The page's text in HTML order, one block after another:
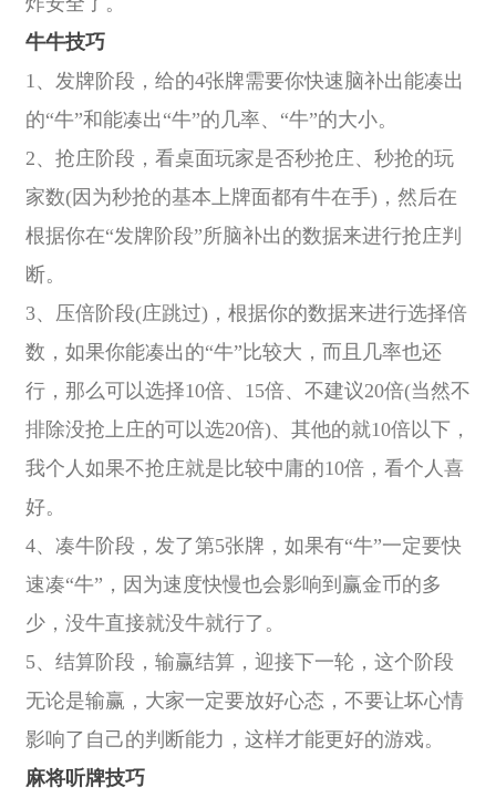
牛牛技巧
1、发牌阶段，给的4张牌需要你快速脑补出能凑出
的“牛”和能凑出“牛”的几率、“牛”的大小。
2、抢庄阶段，看桌面玩家是否秒抢庄、秒抢的玩
家数(因为秒抢的基本上牌面都有牛在手)，然后在
根据你在“发牌阶段”所脑补出的数据来进行抢庄判
断。
3、压倍阶段(庄跳过)，根据你的数据来进行选择倍
数，如果你能凑出的“牛”比较大，而且几率也还
行，那么可以选择10倍、15倍、不建议20倍(当然不
排除没抢上庄的可以选20倍)、其他的就10倍以下，
我个人如果不抢庄就是比较中庸的10倍，看个人喜
好。
4、凑牛阶段，发了第5张牌，如果有“牛”一定要快
速凑“牛”，因为速度快慢也会影响到赢金币的多
少，没牛直接就没牛就行了。
5、结算阶段，输赢结算，迎接下一轮，这个阶段
无论是输赢，大家一定要放好心态，不要让坏心情
影响了自己的判断能力，这样才能更好的游戏。
麻将听牌技巧